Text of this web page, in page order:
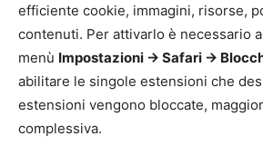
efficiente cookie, immagini, risorse,
contenuti. Per attivarlo è necessario
menù Impostazioni -> Safari ->
abilitare le singole estensioni che
estensioni vengono bloccate,
complessiva.